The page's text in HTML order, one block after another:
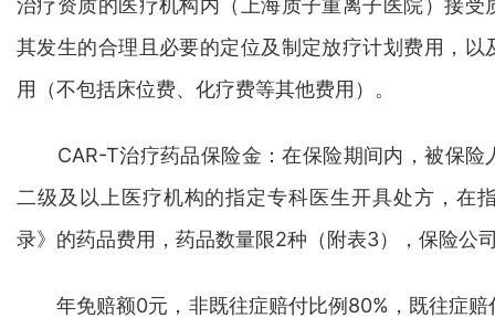
治疗资质的医疗机构内（上海质子重离子医院）接
其发生的合理且必要的定位及制定放疗计划费用，
用（不包括床位费、化疗费等其他费用）。
CAR-T治疗药品保险金：在保险期间内，被保险
二级及以上医疗机构的指定专科医生开具处方，在
录》的药品费用，药品数量限2种（附表3），保险公
年免赔额0元，非既往症赔付比例80%，既往症赔